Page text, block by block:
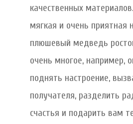
качественных
мягкая и очень приятная
плюшевый медведь
очень многое, например,
поднять настроение,
получателя, разделить
счастья и подарить вам